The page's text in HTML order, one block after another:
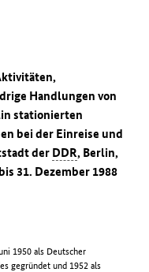
Handlungen von
stationierten
bei der Einreise und
der DDR, Berlin,
31. Dezember 1988
1950 als Deutscher
gegründet und 1952 als